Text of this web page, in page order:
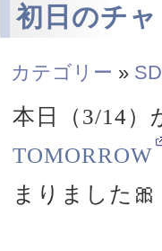
初日のチ
カテゴリー »
本日（3/14）
TOMORROW
まりました🎀